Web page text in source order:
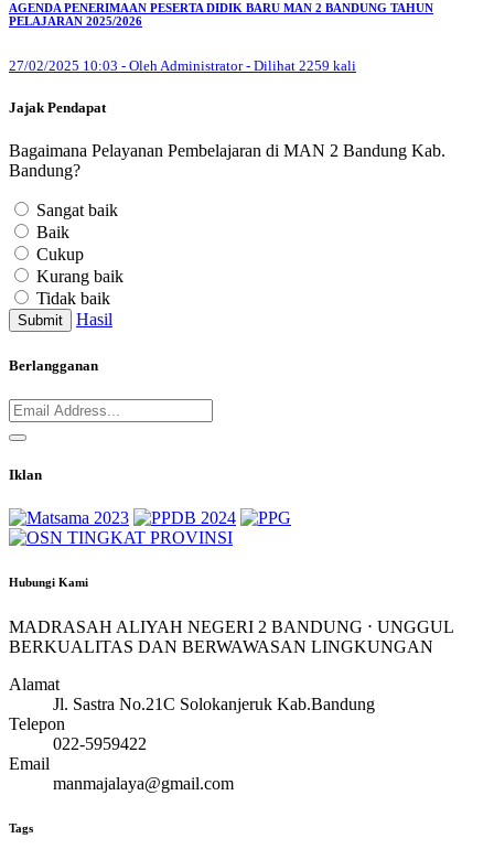
AGENDA PENERIMAAN PESERTA DIDIK BARU MAN 2 BANDUNG TAHUN
PELAJARAN 2025/2026
27/02/2025 10:03 - Oleh Administrator - Dilihat 2259 kali
Jajak Pendapat
Bagaimana Pelayanan Pembelajaran di MAN 2 Bandung Kab.
Bandung?
Sangat baik
Baik
Cukup
Kurang baik
Tidak baik
Submit Hasil
Berlangganan
Iklan
Hubungi Kami
MADRASAH ALIYAH NEGERI 2 BANDUNG ⋅ UNGGUL
BERKUALITAS DAN BERWAWASAN LINGKUNGAN
Alamat
Jl. Sastra No.21C Solokanjeruk Kab.Bandung
Telepon
022-5959422
Email
manmajalaya@gmail.com
Tags